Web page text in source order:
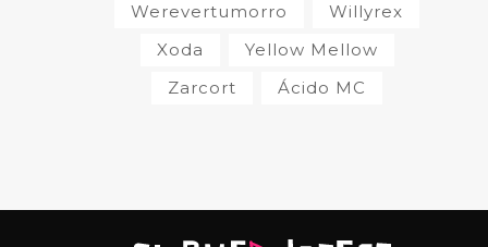
Werevertumorro
Willyrex
Xoda
Yellow Mellow
Zarcort
Ácido MC